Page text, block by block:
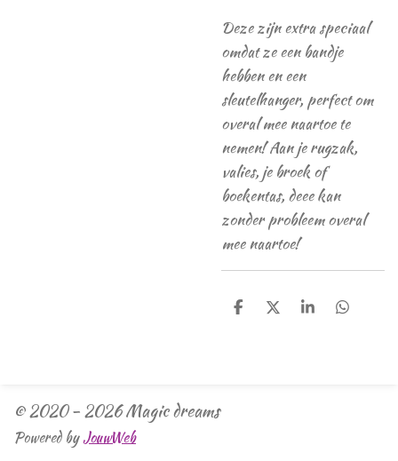
Deze zijn extra speciaal
omdat ze een bandje
hebben en een
sleutelhanger, perfect om
overal mee naartoe te
nemen! Aan je rugzak,
valies, je broek of
boekentas, deee kan
zonder probleem overal
mee naartoe!
D
D
S
D
© 2020 - 2026 Magic dreams
Powered byJouwWeb